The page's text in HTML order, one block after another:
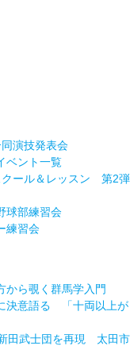
演技発表会
ベント一覧
クール＆レッスン 第2弾
球部練習会
練習会
ら覗く群馬学入門
決意語る 「十両以上が
田武士団を再現 太田市